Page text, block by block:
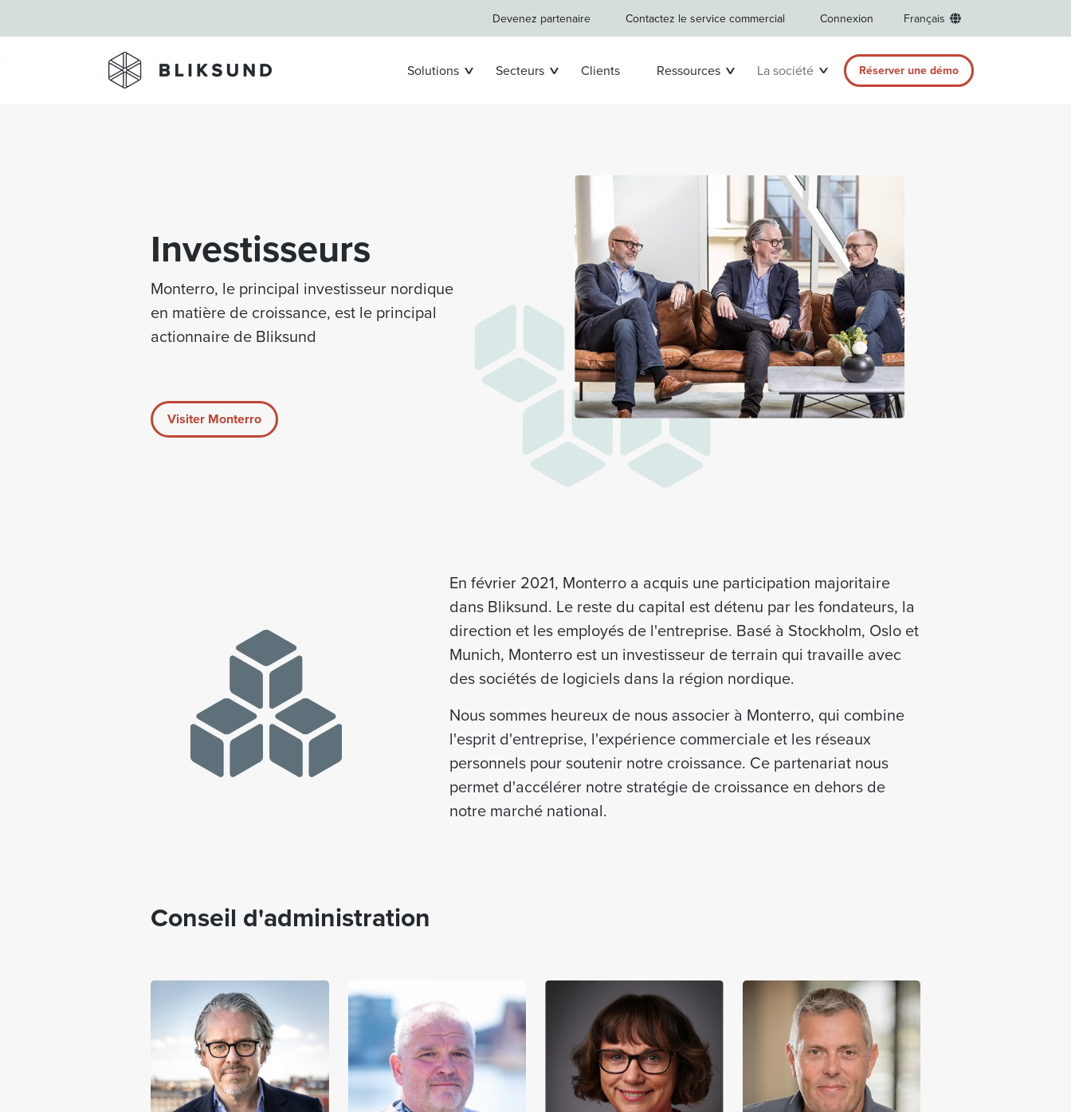
Devenez partenaire Contactez le service commercial Connexion Français
Skip to main content Solutions Secteurs Clients Ressources La société Réserver une démo
Investisseurs
Monterro, le principal investisseur nordique
en matière de croissance, est le principal
actionnaire de Bliksund
Visiter Monterro
En février 2021, Monterro a acquis une participation majoritaire
dans Bliksund. Le reste du capital est détenu par les fondateurs, la
direction et les employés de l'entreprise. Basé à Stockholm, Oslo et
Munich, Monterro est un investisseur de terrain qui travaille avec
des sociétés de logiciels dans la région nordique.
Nous sommes heureux de nous associer à Monterro, qui combine
l'esprit d'entreprise, l'expérience commerciale et les réseaux
personnels pour soutenir notre croissance. Ce partenariat nous
permet d'accélérer notre stratégie de croissance en dehors de
notre marché national.
Conseil d'administration